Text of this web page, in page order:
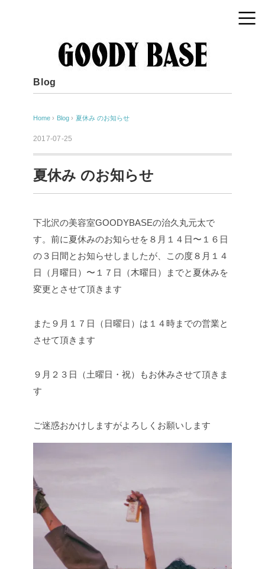
Blog
Home › Blog › 夏休み のお知らせ
2017-07-25
夏休み のお知らせ
下北沢の美容室GOODYBASEの治久丸元太で
す。前に夏休みのお知らせを８月１４日〜１６日
の３日間とお知らせしましたが、この度８月１４
日（月曜日）〜１７日（木曜日）までと夏休みを
変更とさせて頂きます
また９月１７日（日曜日）は１４時までの営業と
させて頂きます
９月２３日（土曜日・祝）もお休みさせて頂きま
す
ご迷惑おかけしますがよろしくお願いします